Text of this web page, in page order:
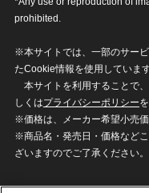
prohibited.
※本サイトでは、一部のサー
たCookie情報を使用しています
本サイトを利用することで
しくはプライバシーポリシー
※価格は、メーカー希望小売価
※商品名・発売日・価格など
ざいますのでご了承ください。